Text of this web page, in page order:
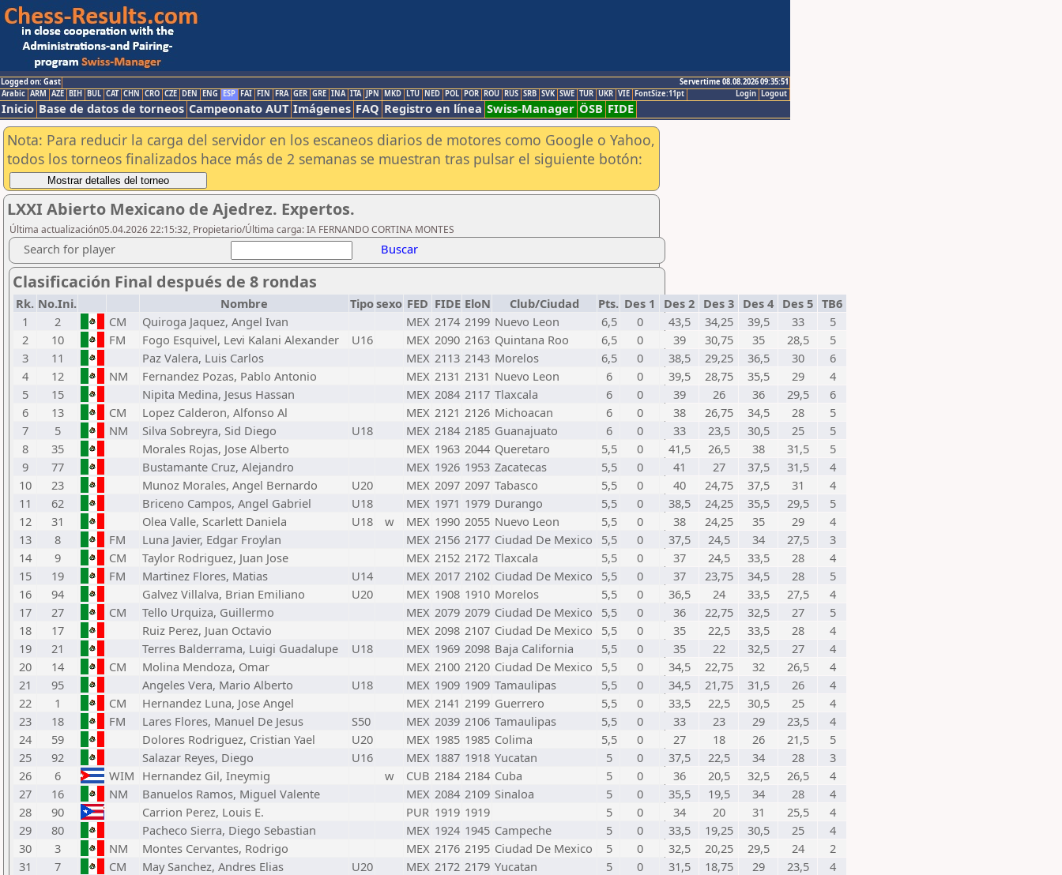
Logged on: Gast
Servertime 08.08.2026 09:35:51
Logout
Login
Arabic ARM AZE BIH BUL CAT CHN CRO CZE DEN ENG ESP FAI FIN FRA GER GRE INA ITA JPN MKD LTU NED POL POR ROU RUS SRB SVK SWE TUR UKR VIE FontSize:11pt
Inicio Base de datos de torneos Campeonato AUT Imágenes FAQ Registro en línea Swiss-Manager ÖSB FIDE
Nota: Para reducir la carga del servidor en los escaneos diarios de motores como Google o Yahoo,
todos los torneos finalizados hace más de 2 semanas se muestran tras pulsar el siguiente botón:
LXXI Abierto Mexicano de Ajedrez. Expertos.
Última actualización05.04.2026 22:15:32, Propietario/Última carga: IA FERNANDO CORTINA MONTES
Search for player Buscar
Clasificación Final después de 8 rondas
Rk. No.Ini. Nombre Tiposexo FED FIDE EloN Club/Ciudad Pts. Des 1 Des 2 Des 3 Des 4 Des 5 TB6
1
2 CM Quiroga Jaquez, Angel Ivan MEX 2174 2199 Nuevo Leon 6,5 0 43,5 34,25 39,5 33
5
2
10 FM Fogo Esquivel, Levi Kalani Alexander U16 MEX 2090 2163 Quintana Roo 6,5 0 39 30,75 35 28,5
5
3
11 Paz Valera, Luis Carlos MEX 2113 2143 Morelos 6,5 0 38,5 29,25 36,5 30
6
4
12 NM Fernandez Pozas, Pablo Antonio MEX 2131 2131 Nuevo Leon 6 0 39,5 28,75 35,5 29
4
5
15 Nipita Medina, Jesus Hassan MEX 2084 2117 Tlaxcala 6 0 39 26 36 29,5
6
6
13 CM Lopez Calderon, Alfonso Al MEX 2121 2126 Michoacan 6 0 38 26,75 34,5 28
5
7
5 NM Silva Sobreyra, Sid Diego U18 MEX 2184 2185 Guanajuato 6 0 33 23,5 30,5 25
5
8
35 Morales Rojas, Jose Alberto MEX 1963 2044 Queretaro 5,5 0 41,5 26,5 38 31,5
5
9
77 Bustamante Cruz, Alejandro MEX 1926 1953 Zacatecas 5,5 0 41 27 37,5 31,5
4
10
23 Munoz Morales, Angel Bernardo U20 MEX 2097 2097 Tabasco 5,5 0 40 24,75 37,5 31
4
11
62 Briceno Campos, Angel Gabriel U18 MEX 1971 1979 Durango 5,5 0 38,5 24,25 35,5 29,5
5
12
31 Olea Valle, Scarlett Daniela U18 w MEX 1990 2055 Nuevo Leon 5,5 0 38 24,25 35 29
4
13
8 FM Luna Javier, Edgar Froylan MEX 2156 2177 Ciudad De Mexico 5,5 0 37,5 24,5 34 27,5
3
14
9 CM Taylor Rodriguez, Juan Jose MEX 2152 2172 Tlaxcala 5,5 0 37 24,5 33,5 28
4
15
19 FM Martinez Flores, Matias U14 MEX 2017 2102 Ciudad De Mexico 5,5 0 37 23,75 34,5 28
5
16
94 Galvez Villalva, Brian Emiliano U20 MEX 1908 1910 Morelos 5,5 0 36,5 24 33,5 27,5
4
17
27 CM Tello Urquiza, Guillermo MEX 2079 2079 Ciudad De Mexico 5,5 0 36 22,75 32,5 27
5
18
17 Ruiz Perez, Juan Octavio MEX 2098 2107 Ciudad De Mexico 5,5 0 35 22,5 33,5 28
4
19
21 Terres Balderrama, Luigi Guadalupe U18 MEX 1969 2098 Baja California 5,5 0 35 22 32,5 27
4
20
14 CM Molina Mendoza, Omar MEX 2100 2120 Ciudad De Mexico 5,5 0 34,5 22,75 32 26,5
4
21
95 Angeles Vera, Mario Alberto U18 MEX 1909 1909 Tamaulipas 5,5 0 34,5 21,75 31,5 26
4
22
1 CM Hernandez Luna, Jose Angel MEX 2141 2199 Guerrero 5,5 0 33,5 22,5 30,5 25
4
23
18 FM Lares Flores, Manuel De Jesus S50 MEX 2039 2106 Tamaulipas 5,5 0 33 23 29 23,5
4
24
59 Dolores Rodriguez, Cristian Yael U20 MEX 1985 1985 Colima 5,5 0 27 18 26 21,5
5
25
92 Salazar Reyes, Diego U16 MEX 1887 1918 Yucatan 5 0 37,5 22,5 34 28
3
26
6 WIM Hernandez Gil, Ineymig w CUB 2184 2184 Cuba 5 0 36 20,5 32,5 26,5
4
27
16 NM Banuelos Ramos, Miguel Valente MEX 2084 2109 Sinaloa 5 0 35,5 19,5 34 28
4
28
90 Carrion Perez, Louis E. PUR 1919 1919 5 0 34 20 31 25,5
4
29
80 Pacheco Sierra, Diego Sebastian MEX 1924 1945 Campeche 5 0 33,5 19,25 30,5 25
4
30
3 NM Montes Cervantes, Rodrigo MEX 2176 2195 Ciudad De Mexico 5 0 32,5 20,25 29,5 24
2
31
7 CM May Sanchez, Andres Elias U20 MEX 2172 2179 Yucatan 5 0 31,5 18,75 29 23,5
4